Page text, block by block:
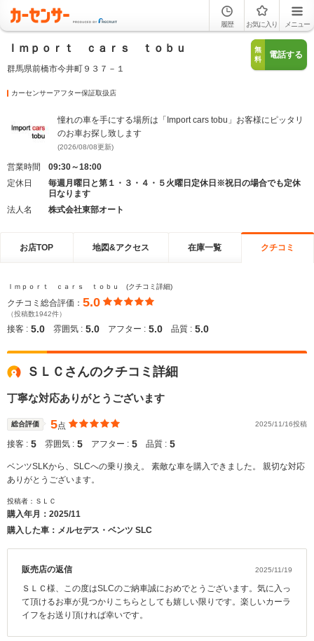
履歴 お気に入り メニュー
Ｉｍｐｏｒｔ ｃａｒｓ ｔｏｂｕ
群馬県前橋市今井町９３７－１
無
料
電話する
カーセンサーアフター保証取扱店
憧れの車を手にする場所は「Import cars tobu」お客様にピッタリ
のお車お探し致します
(2026/08/08更新)
営業時間
09:30～18:00
定休日
毎週月曜日と第１・３・４・５火曜日定休日※祝日の場合でも定休
日なります
法人名
株式会社東部オート
お店TOP 地図&アクセス 在庫一覧 クチコミ
Ｉｍｐｏｒｔ ｃａｒｓ ｔｏｂｕ (クチコミ詳細)
クチコミ総合評価： 5.0
（投稿数1942件）
接客 : 5.0 雰囲気 : 5.0 アフター : 5.0 品質 : 5.0
ＳＬＣさんのクチコミ詳細
丁寧な対応ありがとうございます
総合評価 5点 2025/11/16投稿
接客 : 5 雰囲気 : 5 アフター : 5 品質 : 5
ベンツSLKから、SLCへの乗り換え。 素敵な車を購入できました。 親切な対応
ありがとうございます。
投稿者：ＳＬＣ
購入年月： 2025/11
購入した車：メルセデス・ベンツ SLC
販売店の返信 2025/11/19
ＳＬＣ様、この度はSLCのご納車誠におめでとうございます。気に入っ
て頂けるお車が見つかりこちらとしても嬉しい限りです。楽しいカーラ
イフをお送り頂ければ幸いです。